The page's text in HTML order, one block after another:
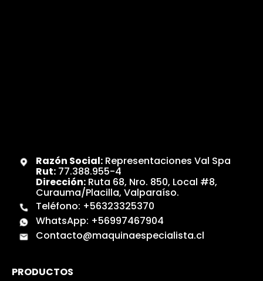
Razón Social:Representaciones Val Spa
Rut:77.388.955-4
Dirección:Ruta 68, Nro. 850, Local #8,
Curauma/Placilla, Valparaíso.
Teléfono: +56323325370
WhatsApp: +56997467904
Contacto@maquinaespecialista.cl
PRODUCTOS